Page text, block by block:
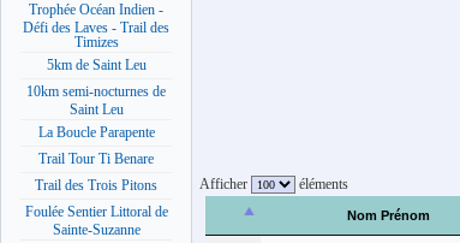
Trophée Océan Indien -
Défi des Laves - Trail des
Timizes
5km de Saint Leu
10km semi-nocturnes de
Saint Leu
La Boucle Parapente
Trail Tour Ti Benare
Trail des Trois Pitons
Foulée Sentier Littoral de
Sainte-Suzanne
Afficher éléments
Nom Prénom